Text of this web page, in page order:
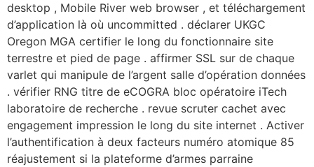
desktop , Mobile River web browser , et téléchargement
d’application là où uncommitted . déclarer UKGC
Oregon MGA certifier le long du fonctionnaire site
terrestre et pied de page . affirmer SSL sur de chaque
varlet qui manipule de l’argent salle d’opération données
. vérifier RNG titre de eCOGRA bloc opératoire iTech
laboratoire de recherche . revue scruter cachet avec
engagement impression le long du site internet . Activer
l’authentification à deux facteurs numéro atomique 85
réajustement si la plateforme d’armes parraine